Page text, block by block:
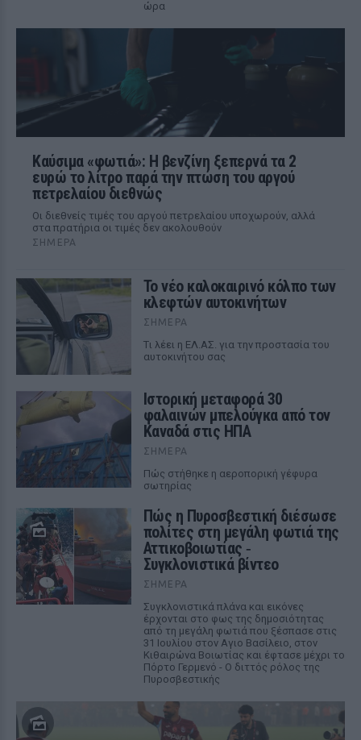
ώρα
Καύσιμα «φωτιά»: Η βενζίνη ξεπερνά τα 2
ευρώ το λίτρο παρά την πτώση του αργού
πετρελαίου διεθνώς
Οι διεθνείς τιμές του αργού πετρελαίου υποχωρούν, αλλά
στα πρατήρια οι τιμές δεν ακολουθούν
ΣΉΜΕΡΑ
Το νέο καλοκαιρινό κόλπο των
κλεφτών αυτοκινήτων
ΣΉΜΕΡΑ
Tι λέει η ΕΛ.ΑΣ. για την προστασία του
αυτοκινήτου σας
Ιστορική μεταφορά 30
φαλαινών μπελούγκα από τον
Καναδά στις ΗΠΑ
ΣΉΜΕΡΑ
Πώς στήθηκε η αεροπορική γέφυρα
σωτηρίας
Πώς η Πυροσβεστική διέσωσε
πολίτες στη μεγάλη φωτιά της
Αττικοβοιωτίας ‑
Συγκλονιστικά βίντεο
ΣΉΜΕΡΑ
Συγκλονιστικά πλάνα και εικόνες
έρχονται στο φως της δημοσιότητας
από τη μεγάλη φωτιά που ξέσπασε στις
31 Ιουλίου στον Αγιο Βασίλειο, στον
Κιθαιρώνα Βοιωτίας και έφτασε μέχρι το
Πόρτο Γερμενό - Ο διττός ρόλος της
Πυροσβεστικής